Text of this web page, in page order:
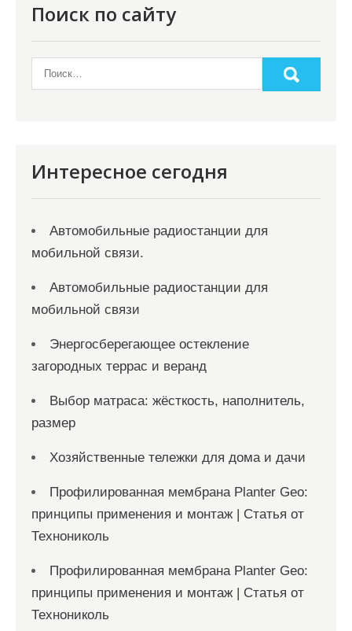
Поиск по сайту
Интересное сегодня
Автомобильные радиостанции для
мобильной связи.
Автомобильные радиостанции для
мобильной связи
Энергосберегающее остекление
загородных террас и веранд
Выбор матраса: жёсткость, наполнитель,
размер
Хозяйственные тележки для дома и дачи
Профилированная мембрана Planter Geo:
принципы применения и монтаж | Статья от
Технониколь
Профилированная мембрана Planter Geo:
принципы применения и монтаж | Статья от
Технониколь